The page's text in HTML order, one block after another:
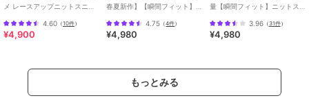
メ レースアップニットスニー
4.60 （10件）
¥4,900
春夏新作】【瞬間フィット】
ー/OT3789
4.75 （4件）
¥4,980
量【瞬間フィット】ニットス
OT3757
3.96（31件）
¥4,980
もっとみる